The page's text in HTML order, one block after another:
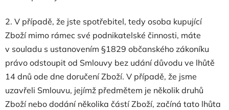
2. V případě, že jste spotřebitel, tedy osoba kupující
Zboží mimo rámec své podnikatelské činnosti, máte
v souladu s ustanovením §1829 občanského zákoníku
právo odstoupit od Smlouvy bez udání důvodu ve lhůtě
14 dnů ode dne doručení Zboží. V případě, že jsme
uzavřeli Smlouvu, jejímž předmětem je několik druhů
Zboží nebo dodání několika částí Zboží, začíná tato lhůta